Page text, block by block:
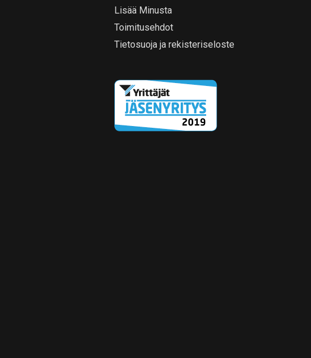
Lisää Minusta
Toimitusehdot
Tietosuoja ja rekisteriseloste